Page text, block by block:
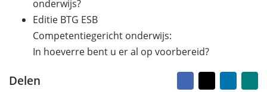
i
2
onderwijs?
Editie BTG ESB
Competentiegericht onderwijs:
In hoeverre bent u er al op voorbereid?
Delen Facebook
X